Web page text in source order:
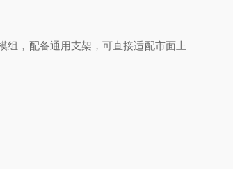
组，配备通用支架，可直接适配市面上